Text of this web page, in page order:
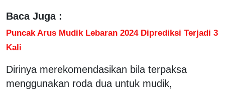
Baca Juga :
Puncak Arus Mudik Lebaran 2024 Diprediksi Terjadi 3
Kali
Dirinya merekomendasikan bila terpaksa
menggunakan roda dua untuk mudik,